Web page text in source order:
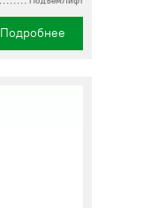
Подробнее